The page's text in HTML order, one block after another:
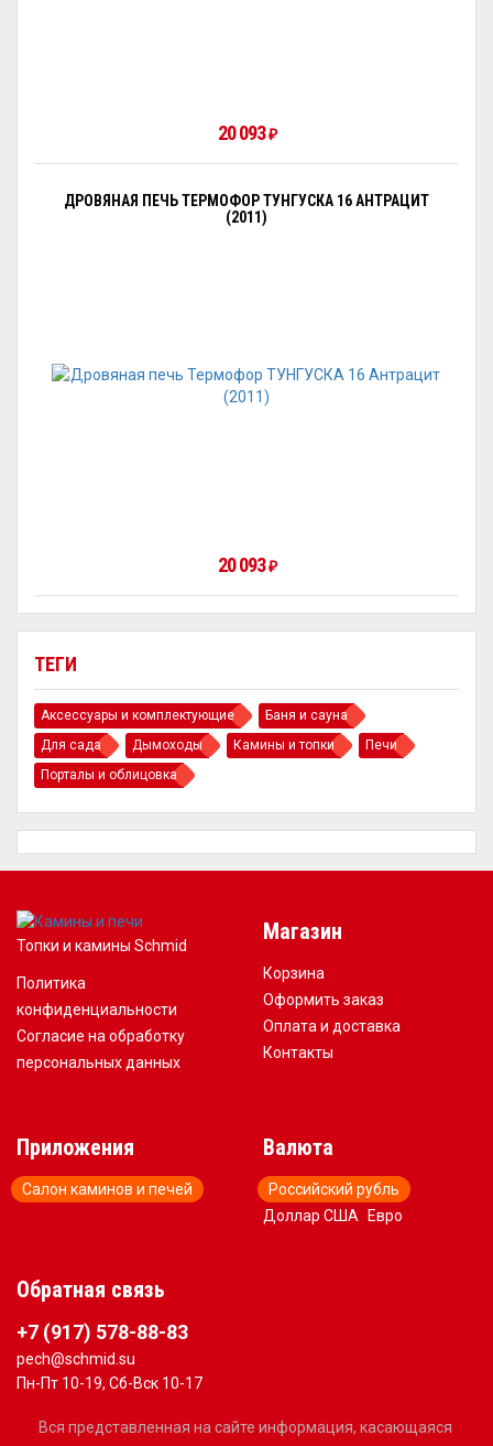
ТЕГИ
Аксессуары и комплектующие
Баня и сауна
Для сада
Дымоходы Камины и топки
Печи
Порталы и облицовка
20 093₽
ДРОВЯНАЯ ПЕЧЬ ТЕРМОФОР ТУНГУСКА 16 АНТРАЦИТ
(2011)
20 093₽
Топки и камины Schmid
Политика
конфиденциальности
Согласие на обработку
персональных данных
Магазин
Корзина
Оформить заказ
Оплата и доставка
Контакты
Приложения
Салон каминов и печей
Валюта
Российский рубль
Доллар США
Евро
Обратная связь
+7 (917) 578-88-83
pech@schmid.su
Пн-Пт 10-19, Сб-Вск 10-17
Вся представленная на сайте информация, касающаяся